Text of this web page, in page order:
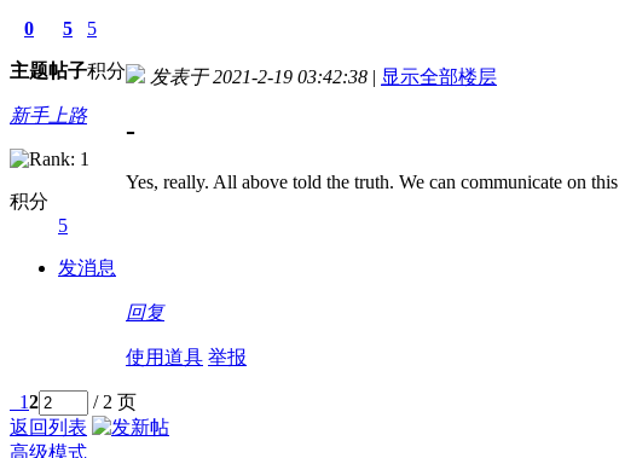
0
主题
5
帖子
5
积分
新手上路
积分
5
发消息
发表于 2021-2-19 03:42:38 | 显示全部楼层
-
Yes, really. All above told the truth. We can communicate on
回复
使用道具 举报
12
/ 2 页
返回列表
高级模式